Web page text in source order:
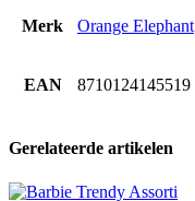
Merk Orange Elephant
EAN 8710124145519
Gerelateerde artikelen